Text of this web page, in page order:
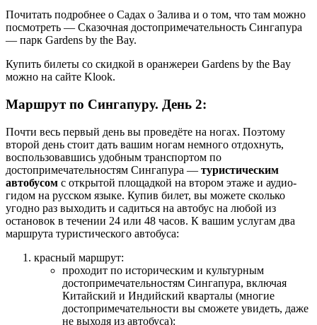
Почитать подробнее о Садах о Залива и о том, что там можно
посмотреть — Сказочная достопримечательность Сингапура
— парк Gardens by the Bay.
Купить билеты со скидкой в оранжереи Gardens by the Bay
можно на сайте Klook.
Маршрут по Сингапуру. День 2:
Почти весь первый день вы проведёте на ногах. Поэтому
второй день стоит дать вашим ногам немного отдохнуть,
воспользовавшись удобным транспортом по
достопримечательностям Сингапура — туристическим
автобусом с открытой площадкой на втором этаже и аудио-
гидом на русском языке. Купив билет, вы можете сколько
угодно раз выходить и садиться на автобус на любой из
остановок в течении 24 или 48 часов. К вашим услугам два
маршрута туристического автобуса:
красный маршрут:
проходит по историческим и культурным
достопримечательностям Сингапура, включая
Китайский и Индийский кварталы (многие
достопримечательности вы сможете увидеть, даже
не выходя из автобуса):